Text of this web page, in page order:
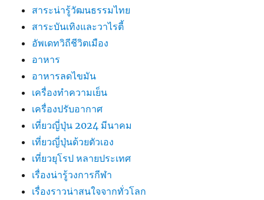
สาระน่ารู้วัฒนธรรมไทย
สาระบันเทิงและวาไรตี้
อัพเดทวิถีชีวิตเมือง
อาหาร
อาหารลดไขมัน
เครื่องทำความเย็น
เครื่องปรับอากาศ
เที่ยวญี่ปุ่น 2024 มีนาคม
เที่ยวญี่ปุ่นด้วยตัวเอง
เที่ยวยุโรป หลายประเทศ
เรื่องน่ารู้วงการกีฬา
เรื่องราวน่าสนใจจากทั่วโลก